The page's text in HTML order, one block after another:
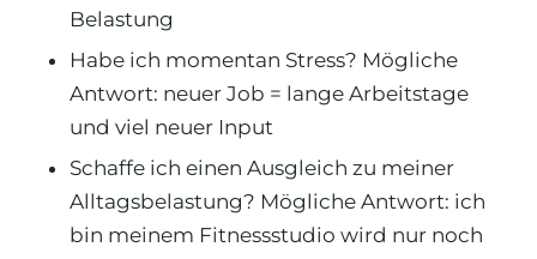
Belastung
Habe ich momentan Stress? Mögliche
Antwort: neuer Job = lange Arbeitstage
und viel neuer Input
Schaffe ich einen Ausgleich zu meiner
Alltagsbelastung? Mögliche Antwort: ich
bin meinem Fitnessstudio wird nur noch